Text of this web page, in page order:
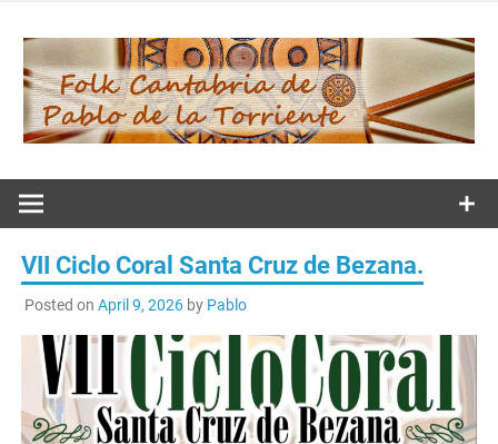
content
Folk
Cantabria de
Pablo de la
Torriente
VII Ciclo Coral Santa Cruz de Bezana.
Posted on April 9, 2026by Pablo